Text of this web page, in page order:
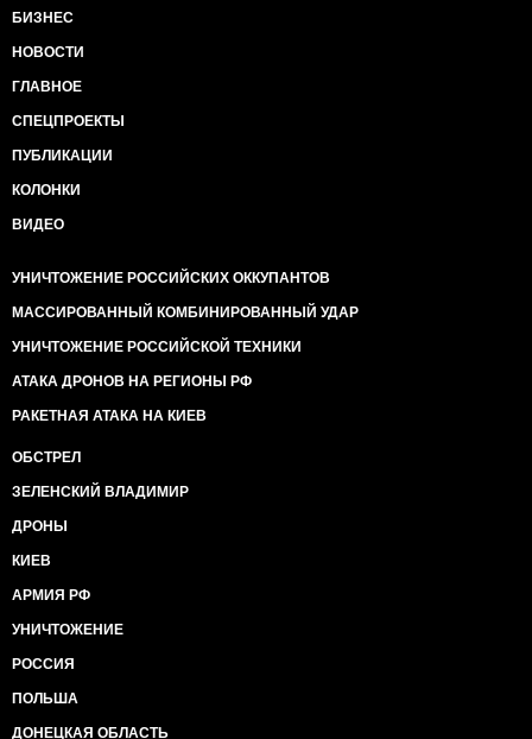
БИЗНЕС
НОВОСТИ
ГЛАВНОЕ
СПЕЦПРОЕКТЫ
ПУБЛИКАЦИИ
КОЛОНКИ
ВИДЕО
УНИЧТОЖЕНИЕ РОССИЙСКИХ ОККУПАНТОВ
МАССИРОВАННЫЙ КОМБИНИРОВАННЫЙ УДАР
УНИЧТОЖЕНИЕ РОССИЙСКОЙ ТЕХНИКИ
АТАКА ДРОНОВ НА РЕГИОНЫ РФ
РАКЕТНАЯ АТАКА НА КИЕВ
ОБСТРЕЛ
ЗЕЛЕНСКИЙ ВЛАДИМИР
ДРОНЫ
КИЕВ
АРМИЯ РФ
УНИЧТОЖЕНИЕ
РОССИЯ
ПОЛЬША
ДОНЕЦКАЯ ОБЛАСТЬ